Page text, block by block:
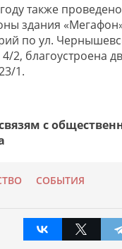
также
здания
по ул.
2, благоустроена
1.
с
СОБЫТИЯ